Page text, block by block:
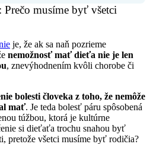
musíme byť všetci
je, že ak sa naň pozrieme
nemožnosť mať dieťa nie je len
, znevýhodnením kvôli chorobe či
bolesti človeka z toho, že nemôže
mať. Je teda bolesť páru spôsobená
túžbou, ktorá je kultúrne
si dieťaťa trochu snahou byť
pretože všetci musíme byť rodičia?